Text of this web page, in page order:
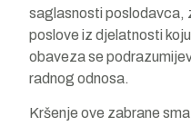
saglasnosti poslodavca,
poslove iz djelatnosti
obaveza se
radnog odnosa.
Kršenje ove zabrane